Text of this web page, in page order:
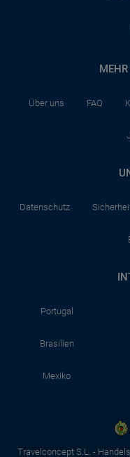
Über uns FAQ
Datenschutz
Portugal
Brasilien
Mexiko
Travelconcept S.L. -